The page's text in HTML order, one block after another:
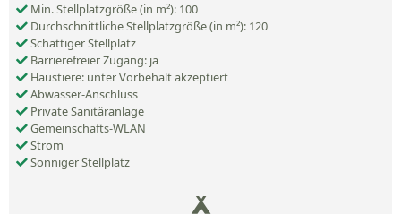
Min. Stellplatzgröße (in m²): 100
Durchschnittliche Stellplatzgröße (in m²): 120
Schattiger Stellplatz
Barrierefreier Zugang: ja
Haustiere: unter Vorbehalt akzeptiert
Abwasser-Anschluss
Private Sanitäranlage
Gemeinschafts-WLAN
Strom
Sonniger Stellplatz